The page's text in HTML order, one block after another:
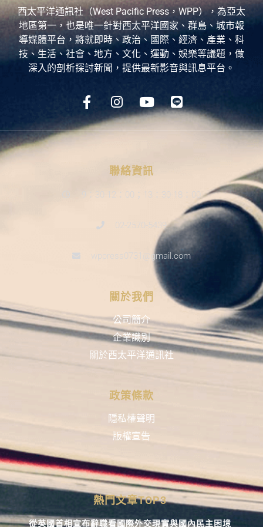
西太平洋通訊社（West Pacific Press，WPP），為亞太
地區第一，也是唯一針對西太平洋國家、群島、城市報
導媒體平台，將就即時、政治、國際、經濟、產業、科
技、生活、社會、地方、文化、運動、娛樂等議題，做
深入的剖析探討新聞，提供最新影音與訊息平台。
聯絡資訊
9：30-12：00；13：30-18：00
02-2570-5439
wppress0731@gmail.com
關於我們
公司簡介
企業識別
關於西太平洋通訊社
政策條款
隱私權聲明
版權宣告
熱門文章TOP3
從英國首相宣布辭職看國際外交現實與國內民主困境